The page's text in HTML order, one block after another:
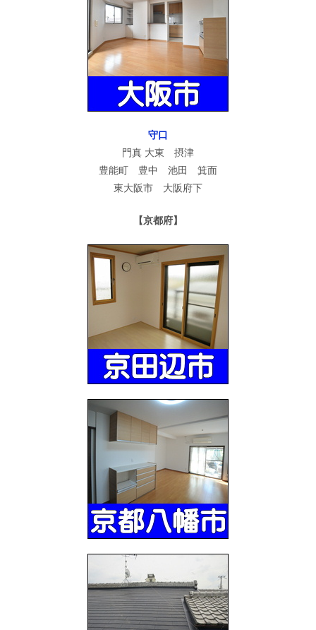
守口
門真 大東 摂津
豊能町 豊中 池田 箕面
東大阪市 大阪府下
【京都府】